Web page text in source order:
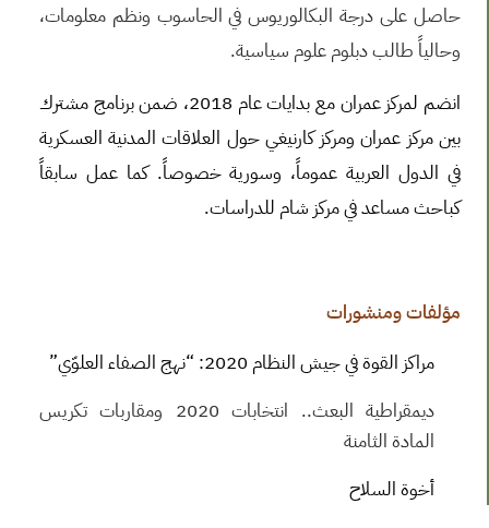
حاصل على درجة البكالوريوس في الحاسوب ونظم معلومات،
وحالياً طالب دبلوم علوم سياسية.
انضم لمركز عمران مع بدايات عام 2018، ضمن برنامج مشترك
بين مركز عمران ومركز كارنيغي حول العلاقات المدنية العسكرية
في الدول العربية عموماً، وسورية خصوصاً. كما عمل سابقاً
كباحث مساعد في مركز شام للدراسات.
مؤلفات ومنشورات
مراكز القوة في جيش النظام 2020: “نهج الصفاء العلوّي”
ديمقراطية البعث.. انتخابات 2020 ومقاربات تكريس
المادة الثامنة
أخوة السلاح